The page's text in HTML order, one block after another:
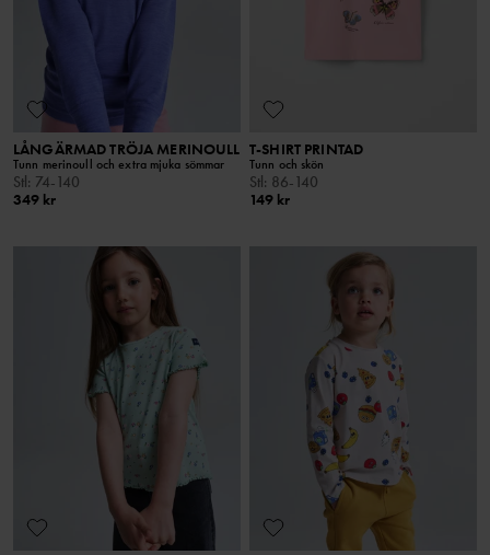
LÅNGÄRMAD TRÖJA MERINOULL
Tunn merinoull och extra mjuka sömmar
Stl: 74-140
349 kr
T-SHIRT PRINTAD
Tunn och skön
Stl: 86-140
149 kr